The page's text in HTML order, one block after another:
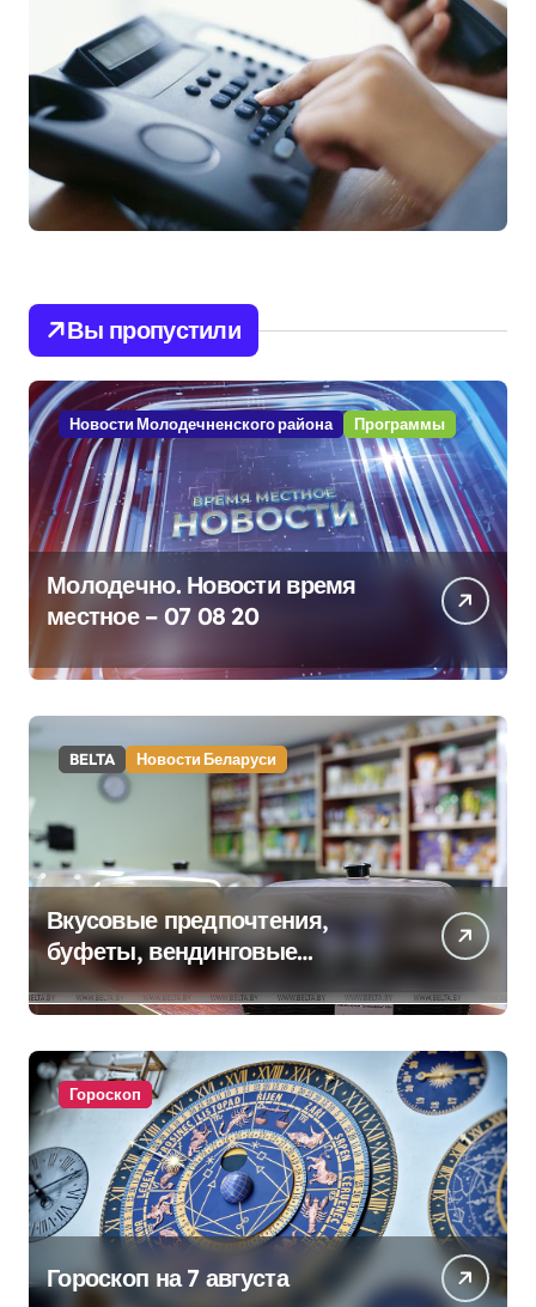
Вы пропустили
Новости Молодечненского района Программы
Молодечно. Новости время
местное – 07 08 20
BELTA Новости Беларуси
Вкусовые предпочтения,
буфеты, вендинговые
аппараты. Минобразования об
изменениях в школьном
питании
Гороскоп
Гороскоп на 7 августа